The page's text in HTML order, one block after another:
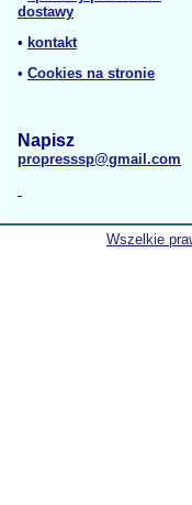
dostawy
• kontakt
• Cookies na stronie
Napisz
propresssp@gmail.com
Wszelkie